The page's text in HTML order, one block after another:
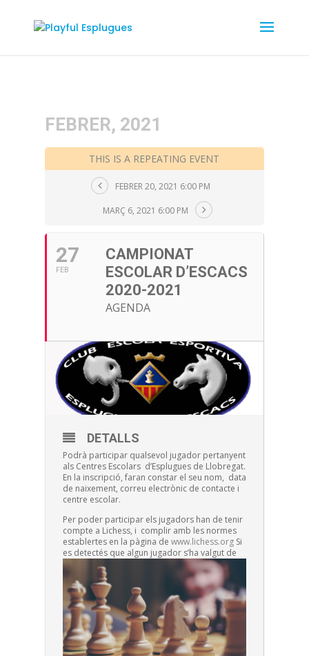
FEBRER, 2021
THIS IS A REPEATING EVENT
FEBRER 20, 2021 6:00 PM
MARÇ 6, 2021 6:00 PM
27
FEB
CAMPIONAT
ESCOLAR D’ESCACS
2020-2021
AGENDA
DETALLS
Podrà participar qualsevol jugador pertanyent
als Centres Escolars d’Esplugues de Llobregat.
En la inscripció, faran constar el seu nom, data
de naixement, correu electrònic de contacte i
centre escolar.
Per poder participar els jugadors han de tenir
compte a Lichess, i complir amb les normes
establertes en la pàgina de www.lichess.org Si
es detectés que algun jugador s’ha valgut de